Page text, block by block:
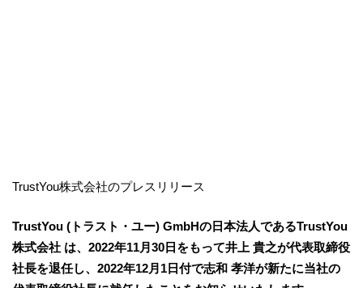
TrustYou株式会社のプレスリリース
TrustYou (トラスト・ユー) GmbHの日本法人であるTrustYou
株式会社 は、2022年11月30日をもって井上 貴之が代表取締役
社長を退任し、2022年12月1日付で志和 孝洋が新たに当社の